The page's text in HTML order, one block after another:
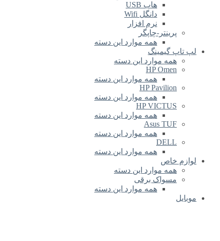
هاب USB
دانگل Wifi
نرم افزار
پرینتر-چاپگر
همه موارد این دسته
لپ تاپ گیمینگ
همه موارد این دسته
HP Omen
همه موارد این دسته
HP Pavilion
همه موارد این دسته
HP VICTUS
همه موارد این دسته
Asus TUF
همه موارد این دسته
DELL
همه موارد این دسته
لوازم خاص
همه موارد این دسته
مسواک برقی
همه موارد این دسته
موبایل